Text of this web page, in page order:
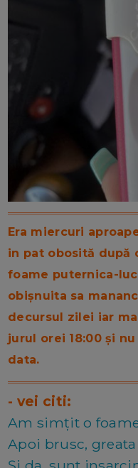
Era miercuri
in pat obosită după
foame puternica-
obișnuita sa
decursul zilei iar
jurul orei 18:00 și
data.
- vei citi:
Am simțit o
Apoi brusc, greata